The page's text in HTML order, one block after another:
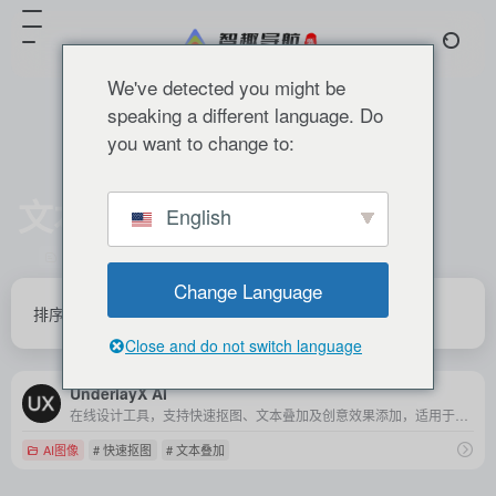
文本叠加
排序 发布 更新 浏览 点赞
UnderlayX AI
AI图像 # 快速抠图 # 文本叠加
We've detected you might be
speaking a different language. Do
you want to change to:
English
Change Language
Close and do not switch language